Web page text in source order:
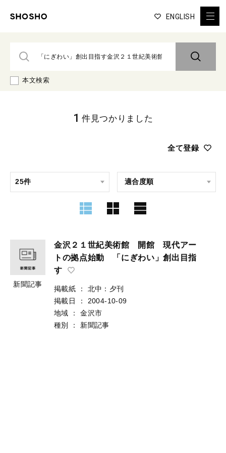
ENGLISH
本文検索
全て登録
1 件見つかりました
新聞記事
金沢２１世紀美術館 開館 現代アー
トの拠点始動 「にぎわい」創出目指
す
掲載紙 ：
北中：夕刊
掲載日
：
2004-10-09
地域
：
金沢市
種別
： 新聞記事